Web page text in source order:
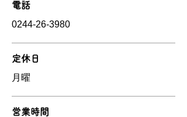
電話
0244-26-3980
定休日
月曜
営業時間